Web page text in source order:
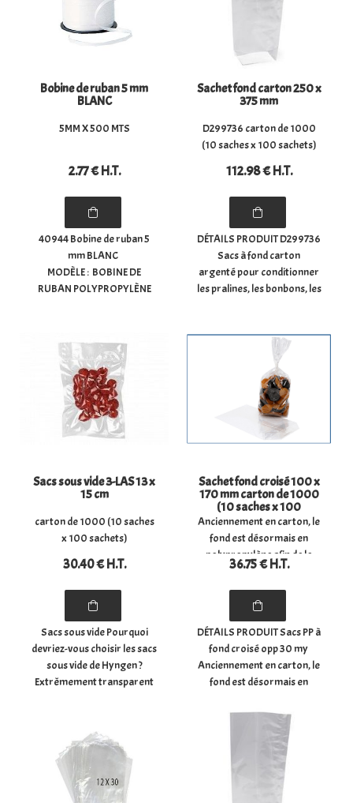
Bobine de ruban 5 mm
BLANC
5MM X 500 MTS
2.77€ H.T.
40944 Bobine de ruban 5
mm BLANC
MODÈLE : BOBINE DE
RUBAN POLYPROPYLÈNE
Sachet fond carton 250 x
375 mm
D299736 carton de 1000
(10 saches x 100 sachets)
112.98€ H.T.
DÉTAILS PRODUIT D299736
Sacs à fond carton
argenté pour conditionner
les pralines, les bonbons, les
- Dimensions du sachet à
plat : (largeur) 21 cm x
(hauteur) ...
Sacs sous vide 3-LAS 13 x
15 cm
carton de 1000 (10 saches
x 100 sachets)
30.40€ H.T.
Sacs sous vide Pourquoi
devriez-vous choisir les sacs
sous vide de Hyngen ?
Extrêmement transparent
vapeur d'eau Une bonne
barrière contre les odeurs
et les ...
Sachet fond croisé 100 x
170 mm carton de 1000
(10 saches x 100
sachets)
Anciennement en carton, le
fond est désormais en
polypropylène afin de le
rendre mono-matériaux et
donc recyclable.
36.75€ H.T.
DÉTAILS PRODUIT Sacs PP à
fond croisé opp 30 my
Anciennement en carton, le
fond est désormais en
rendre mono-matériaux et
donc recyclable. Sacs à fond
croisé pour conditionner
les pralines, les bonbons, les